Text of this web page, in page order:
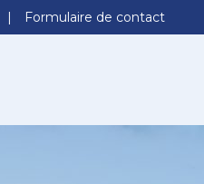
Formulaire de contact